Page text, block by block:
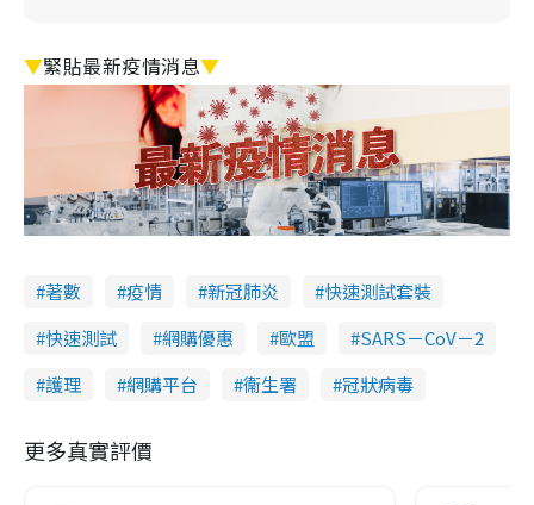
▼緊貼最新疫情消息▼
著數 疫情 新冠肺炎
快速測試套裝
快速測試
網購優惠 歐盟
SARS－CoV－2
護理
網購平台 衞生署 冠狀病毒
更多真實評價